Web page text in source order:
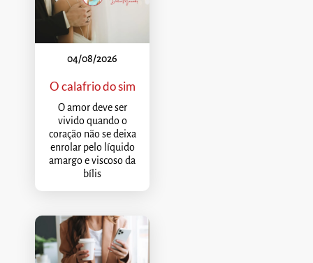
04/08/2026
O calafrio do sim
O amor deve ser
vivido quando o
coração não se deixa
enrolar pelo líquido
amargo e viscoso da
bílis